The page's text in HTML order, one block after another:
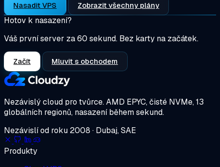
Nasadit VPS Zobrazit všechny plány
Hotov k nasazení?
Váš první server za 60 sekund. Bez karty na začátek.
Začít Mluvit s obchodem
Nezávislý cloud pro tvůrce.AMD EPYC, čisté NVMe, 13
globálních regionů, nasazení během sekund.
Nezávislí od roku 2008 · Dubaj, SAE
Produkty